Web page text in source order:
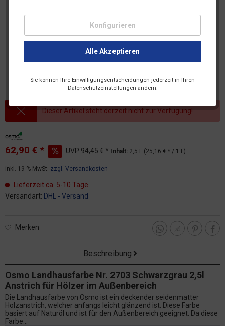
Konfigurieren
Alle Akzeptieren
Sie können Ihre Einwilligungsentscheidungen jederzeit in Ihren
Datenschutzeinstellungen ändern.
Dieser Artikel steht derzeit nicht zur Verfügung!
62,90 € * UVP 94,45 € * Inhalt: 2,5 L (25,16 € * / 1 L)
inkl. 19 % MwSt. zzgl. Versandkosten
Lieferzeit ca. 5-10 Tage
Versandart: DHL - Versand
Merken
Beschreibung
Osmo Landhausfarbe Nr. 2703 Schwarzgrau 2,5l
Anstrich für Hölzer im Außenbereich
Die Landhausfarbe von Osmo ist ein deckender seidenmatter
Holzanstrich, welcher anfangs leicht glänzend ist. Diese Farbe
basiert auf Naturöl und ist für den Außenbereich geeignet. Da diese
Farbe...